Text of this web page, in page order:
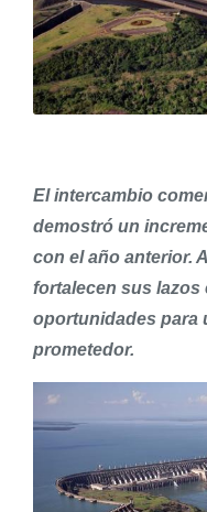
El intercambio
demostró un
con el año anterior.
fortalecen sus
oportunidades para
prometedor.